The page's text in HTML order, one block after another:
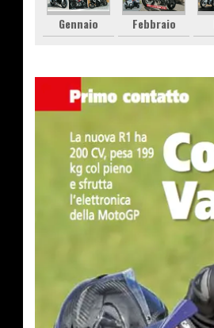
Gennaio Febbraio